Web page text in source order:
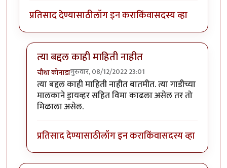
प्रतिसाद देण्यासाठीलॉग इन कराकिंवासदस्य व्हा
त्या बद्दल काही माहिती नाहीत
चौथा कोनाडागुरुवार, 08/12/2022 23:01
In reply toडॉक्टरला ७ कोटीbyकपिलमुनी
त्या बद्दल काही माहिती नाहीत बातमीत. त्या गाडीच्या
मालकाने ड्रायव्हर सहित विमा काढला असेल तर तो
मिळाला असेल.
प्रतिसाद देण्यासाठीलॉग इन कराकिंवासदस्य व्हा